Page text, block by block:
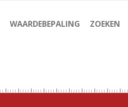
WAARDEBEPALING ZOEKEN